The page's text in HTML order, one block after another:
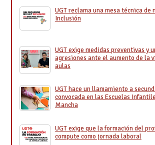
UGT reclama una mesa técnica de
Inclusión
UGT exige medidas preventivas y
agresiones ante el aumento de la
aulas
UGT hace un llamamiento a
convocada en las Escuelas
Mancha
UGT exige que la formación del
compute como jornada laboral